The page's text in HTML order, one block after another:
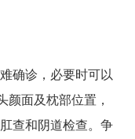
确诊，必要时可以
面及枕部位置，
查和阴道检查。争